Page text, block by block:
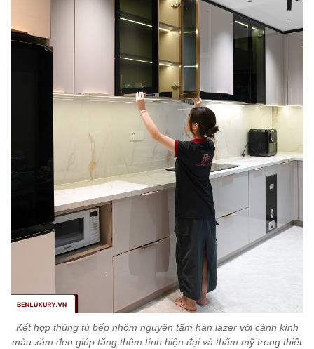
Kết hợp thùng tủ bếp nhôm nguyên tấm hàn lazer với cánh kính
màu xám đen giúp tăng thêm tính hiện đại và thẩm mỹ trong thiết